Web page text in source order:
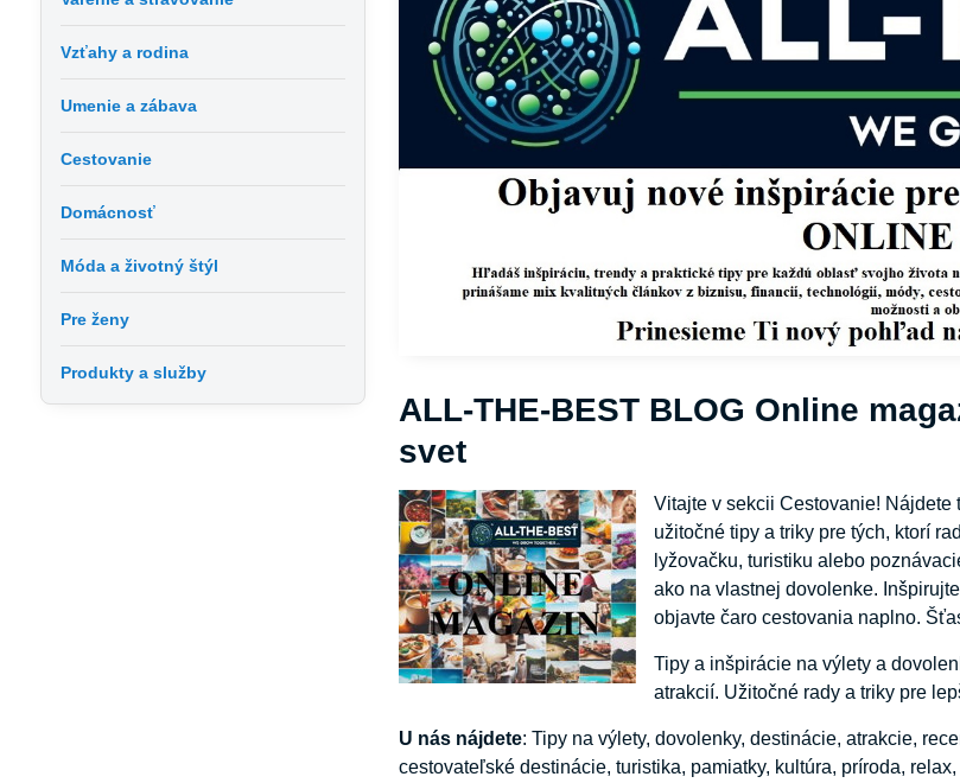
ALL-THE-BEST BLOG Online
svet
Vitajte v sekcii Cestovanie! Nájdete
užitočné tipy a triky pre tých, ktorí
lyžovačku, turistiku alebo
ako na vlastnej dovolenke.
objavte čaro cestovania naplno.
Tipy a inšpirácie na výlety a
atrakcií. Užitočné rady a triky pre
U nás nájdete: Tipy na výlety, dovolenky, destinácie, atrakcie,
cestovateľské destinácie, turistika, pamiatky, kultúra, príroda,
Vzťahy a rodina
Umenie a zábava
Cestovanie
Domácnosť
Móda a životný štýl
Pre ženy
Produkty a služby